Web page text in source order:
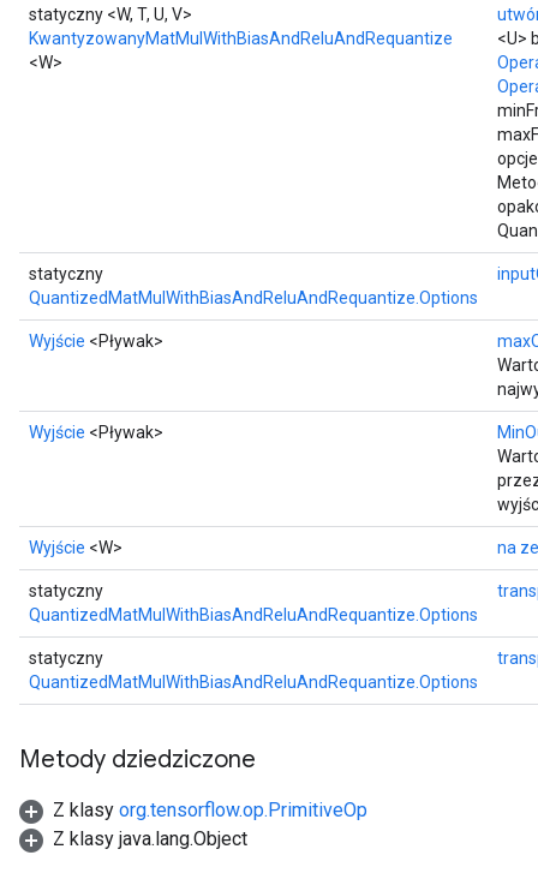
statyczny <W, T, U, V>
KwantyzowanyMatMulWithBiasAndReluAndRequantize
<W>
<U>
statyczny
QuantizedMatMulWithBiasAndReluAndRequantize.Options
Wyjście <Pływak>
Wyjście <Pływak>
Wyjście <W> na
statyczny
QuantizedMatMulWithBiasAndReluAndRequantize.Options
statyczny
QuantizedMatMulWithBiasAndReluAndRequantize.Options
Metody dziedziczone
Z klasy org.tensorflow.op.PrimitiveOp
Z klasy java.lang.Object